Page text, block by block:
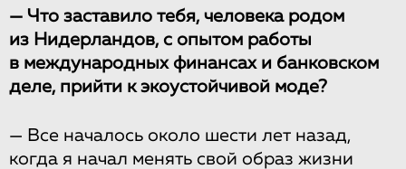
— Что заставило тебя, человека родом
из Нидерландов, с опытом работы
в международных финансах и банковском
деле, прийти к экоустойчивой моде?
— Все началось около шести лет назад,
когда я начал менять свой образ жизни